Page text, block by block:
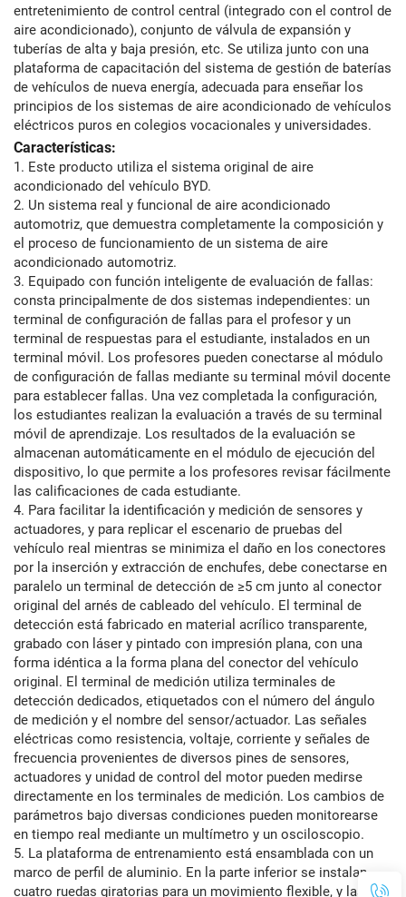
entretenimiento de control central (integrado con el control de
aire acondicionado), conjunto de válvula de expansión y
tuberías de alta y baja presión, etc. Se utiliza junto con una
plataforma de capacitación del sistema de gestión de baterías
de vehículos de nueva energía, adecuada para enseñar los
principios de los sistemas de aire acondicionado de vehículos
eléctricos puros en colegios vocacionales y universidades.
Características:
1. Este producto utiliza el sistema original de aire
acondicionado del vehículo BYD.
2. Un sistema real y funcional de aire acondicionado
automotriz, que demuestra completamente la composición y
el proceso de funcionamiento de un sistema de aire
acondicionado automotriz.
3. Equipado con función inteligente de evaluación de fallas:
consta principalmente de dos sistemas independientes: un
terminal de configuración de fallas para el profesor y un
terminal de respuestas para el estudiante, instalados en un
terminal móvil. Los profesores pueden conectarse al módulo
de configuración de fallas mediante su terminal móvil docente
para establecer fallas. Una vez completada la configuración,
los estudiantes realizan la evaluación a través de su terminal
móvil de aprendizaje. Los resultados de la evaluación se
almacenan automáticamente en el módulo de ejecución del
dispositivo, lo que permite a los profesores revisar fácilmente
las calificaciones de cada estudiante.
4. Para facilitar la identificación y medición de sensores y
actuadores, y para replicar el escenario de pruebas del
vehículo real mientras se minimiza el daño en los conectores
por la inserción y extracción de enchufes, debe conectarse en
paralelo un terminal de detección de ≥5 cm junto al conector
original del arnés de cableado del vehículo. El terminal de
detección está fabricado en material acrílico transparente,
grabado con láser y pintado con impresión plana, con una
forma idéntica a la forma plana del conector del vehículo
original. El terminal de medición utiliza terminales de
detección dedicados, etiquetados con el número del ángulo
de medición y el nombre del sensor/actuador. Las señales
eléctricas como resistencia, voltaje, corriente y señales de
frecuencia provenientes de diversos pines de sensores,
actuadores y unidad de control del motor pueden medirse
directamente en los terminales de medición. Los cambios de
parámetros bajo diversas condiciones pueden monitorearse
en tiempo real mediante un multímetro y un osciloscopio.
5. La plataforma de entrenamiento está ensamblada con un
marco de perfil de aluminio. En la parte inferior se instalan
cuatro ruedas giratorias para un movimiento flexible, y las